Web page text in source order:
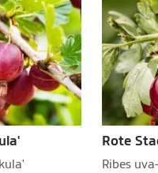
Rote
Ribes